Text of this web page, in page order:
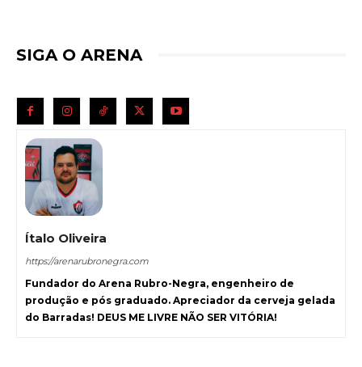
SIGA O ARENA
Ítalo Oliveira
https://arenarubronegra.com
Fundador do Arena Rubro-Negra, engenheiro de
produção e pós graduado. Apreciador da cerveja gelada
do Barradas! DEUS ME LIVRE NÃO SER VITÓRIA!